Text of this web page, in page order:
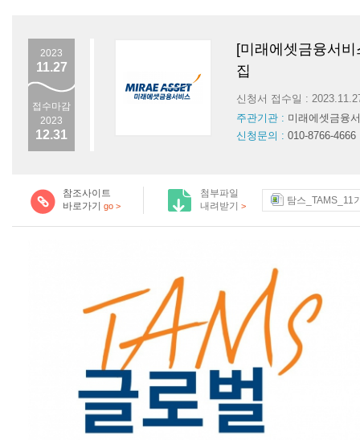
2023
11.27
접수마감
2023
12.31
[미래에셋금융서
집
신청서 접수일 :
주관기관 : 미래에셋금융
신청문의 : 010-8766-4666
참조사이트
바로가기
go >
첨부파일
내려받기 > 탐스_TAMS_11